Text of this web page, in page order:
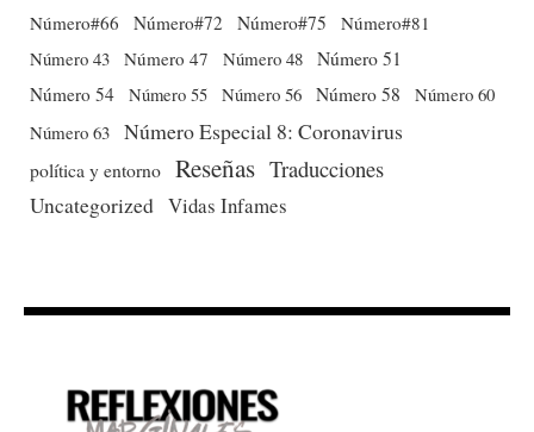
Número#66
Número#72 Número#75
Número#81
Número 43 Número 47 Número 48 Número 51
Número 54 Número 55 Número 56 Número 58
Número 60
Número 63 Número Especial 8: Coronavirus
política y entorno Reseñas Traducciones
Uncategorized Vidas Infames